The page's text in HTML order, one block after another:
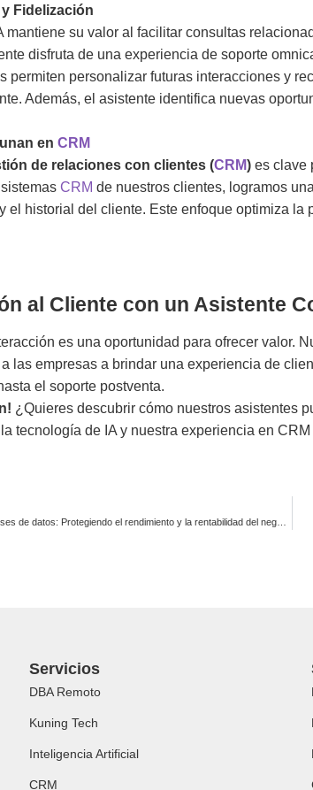
Fidelización
mantiene su valor al facilitar consultas
disfruta de una experiencia de soporte
permiten personalizar futuras interacciones y
Además, el asistente identifica nuevas
en CRM
de relaciones con clientes (CRM) es clave
CRM de nuestros clientes, logramos
el historial del cliente. Este enfoque optimiza
al Cliente con un Asistente
es una oportunidad para ofrecer valor.
las empresas a brindar una experiencia de
el soporte postventa.
¿Quieres descubrir cómo nuestros asistentes
tecnología de IA y nuestra experiencia en
Servicios
DBA Remoto
Kuning Tech
Inteligencia Artificial
CRM